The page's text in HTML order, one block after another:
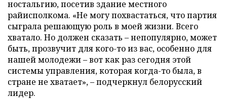
ностальгию, посетив здание местного
райисполкома. «Не могу похвастаться, что партия
сыграла решающую роль в моей жизни. Всего
хватало. Но должен сказать – непопулярно, может
быть, прозвучит для кого-то из вас, особенно для
нашей молодежи – вот как раз сегодня этой
системы управления, которая когда-то была, в
стране не хватает», – подчеркнул белорусский
лидер.